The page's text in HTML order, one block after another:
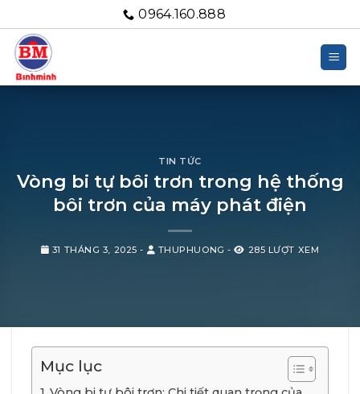
qua
nội
dung
0964.160.888
TIN TỨC
Vòng bi tự bôi trơn trong hệ thống
bôi trơn của máy phát điện
31 THÁNG 3, 2025 - THUPHUONG - 285 LƯỢT XEM
Mục lục